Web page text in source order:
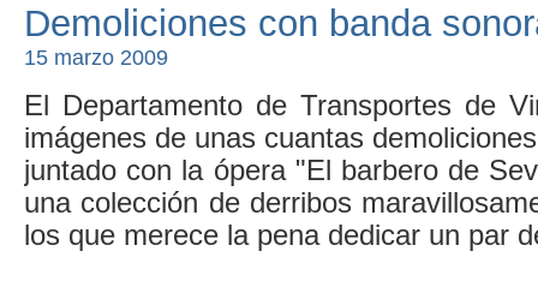
Demoliciones con banda
15 marzo 2009
El Departamento de Transportes de
imágenes de unas cuantas
juntado con la ópera "El barbero de
una colección de derribos
los que merece la pena dedicar un par